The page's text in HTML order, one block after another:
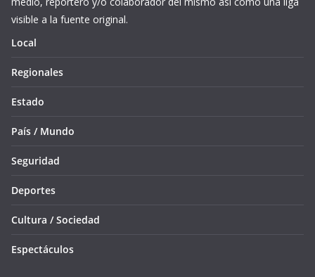
visible a la fuente original.
Local
Regionales
Estado
País / Mundo
Seguridad
Deportes
Cultura / Sociedad
Espectáculos